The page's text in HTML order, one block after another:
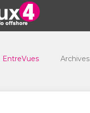
EntreVues Archives